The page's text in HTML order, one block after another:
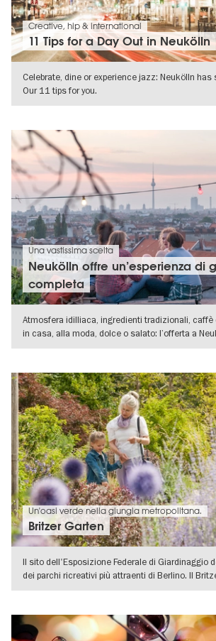
Creative, hip & international
11 Tips for a Day Out in Neukölln
Celebrate, dine or experience jazz: Neukölln has
Our 11 tips for you.
Una vastissima scelta
Neukölln offre un’esperienza di
completa
Atmosfera idilliaca, ingredienti tradizionali,
in casa, alla moda, dolce o salato: l’offerta a
Un'oasi verde nella giungla metropolitana.
Britzer Garten
Il sito dell'Esposizione Federale di Giardinaggio
dei parchi ricreativi più attraenti di Berlino. Il